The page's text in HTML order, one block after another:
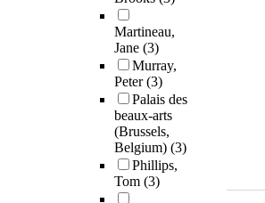
Martineau,
Jane (3)
Murray,
Peter(3)
Palais des
beaux-arts
(Brussels,
Belgium) (3)
Phillips,
Tom (3)